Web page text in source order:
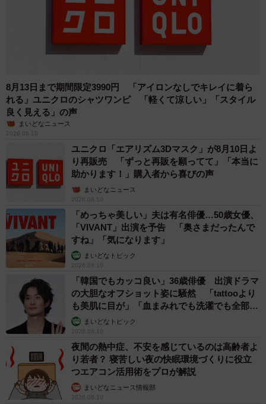
8月13日まで期間限定3990円 「アイロンなしでキレイに着ら
れる」ユニクロのシャツワンピ 「軽くて涼しい」「スタイル
良く見える」の声
まいどなニュース
2026.08.10
ユニクロ「エアリズム3Dマスク」が8月10日よ
り再販売 「ずっと再販を願ってて」「本当に
助かります！」購入者から喜びの声
まいどなニュース
2026.08.10
「めっちゃ美しい」夫は有名俳優…50歳女優、
「VIVANT」出演を予告 「奥さまだったんで
すね」「気になります」
まいどなトピック
2026.08.10
「韓国でもカッコ良い」36歳俳優 出演ドラマ
の大胆なオフショット姿に騒然 「tattooより
も美肌に目が」「血まみれでも洗濯でも全部か
っこいい」
まいどなトピック
2026.08.10
夜間の熱中症、不安を感じているのは高齢者よ
り若者？ 寝苦しい夜の快眠環境づくりに役立
つエアコン活用術をプロが解説
まいどなニュース情報部
2026.08.10